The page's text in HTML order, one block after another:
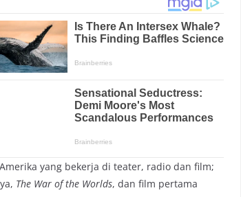
yang bekerja di teater, radio dan film;
The War of the Worlds, dan film pertama